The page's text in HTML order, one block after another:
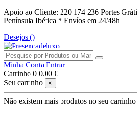
Apoio ao Cliente: 220 174 236 Portes
Península Ibérica * Envíos em 24/48h
Desejos ()
Minha Conta Entrar
Carrinho 0 0.00 €
Seu carrinho
×
Não existem mais produtos no seu carrinho